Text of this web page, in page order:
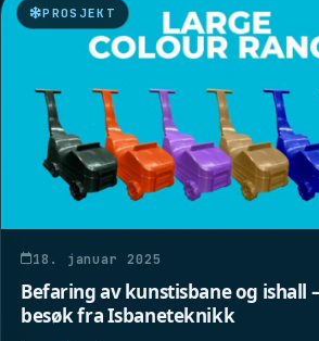
PROSJEKT
18. januar 2025
Befaring av kunstisbane og ishall
besøk fra Isbaneteknikk